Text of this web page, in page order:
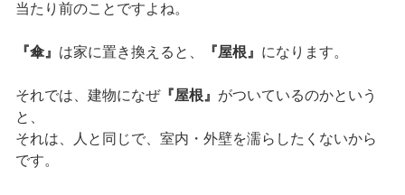
当たり前のことですよね。
『傘』 は家に置き換えると、 『屋根』 になります。
それでは、建物になぜ『屋根』 がついているのかという
と、
それは、人と同じで、室内・外壁を濡らしたくないから
です。